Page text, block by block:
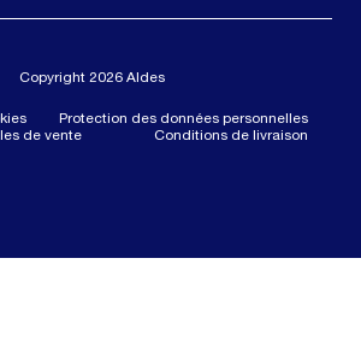
Copyright 2026 Aldes
Protection des données personnelles
de vente
Conditions de livraison